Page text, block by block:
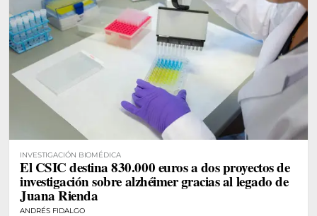
INVESTIGACIÓN BIOMÉDICA
El CSIC destina 830.000 euros a dos proyectos de
investigación sobre alzhéimer gracias al legado de
Juana Rienda
ANDRÉS FIDALGO